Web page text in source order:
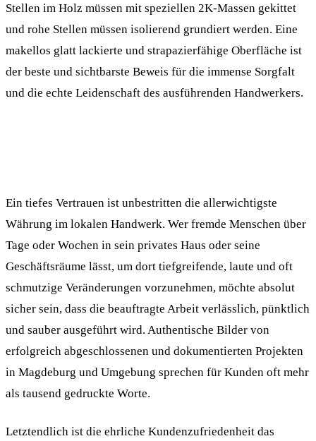
Stellen im Holz müssen mit speziellen 2K-Massen gekittet
und rohe Stellen müssen isolierend grundiert werden. Eine
makellos glatt lackierte und strapazierfähige Oberfläche ist
der beste und sichtbarste Beweis für die immense Sorgfalt
und die echte Leidenschaft des ausführenden Handwerkers.
Ein tiefes Vertrauen ist unbestritten die allerwichtigste
Währung im lokalen Handwerk. Wer fremde Menschen über
Tage oder Wochen in sein privates Haus oder seine
Geschäftsräume lässt, um dort tiefgreifende, laute und oft
schmutzige Veränderungen vorzunehmen, möchte absolut
sicher sein, dass die beauftragte Arbeit verlässlich, pünktlich
und sauber ausgeführt wird. Authentische Bilder von
erfolgreich abgeschlossenen und dokumentierten Projekten
in Magdeburg und Umgebung sprechen für Kunden oft mehr
als tausend gedruckte Worte.
Letztendlich ist die ehrliche Kundenzufriedenheit das